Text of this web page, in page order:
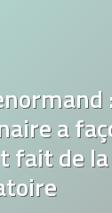
a
fait de